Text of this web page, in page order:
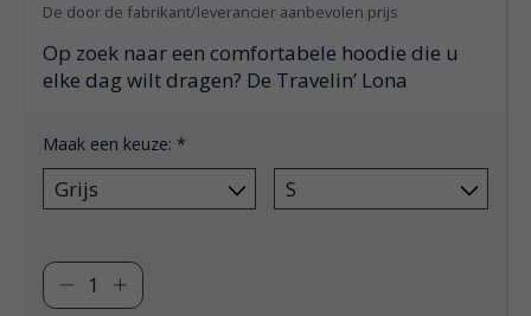
De door de fabrikant/leverancier aanbevolen prijs
Op zoek naar een comfortabele hoodie die u
elke dag wilt dragen? De Travelin’ Lona
Maak een keuze:*